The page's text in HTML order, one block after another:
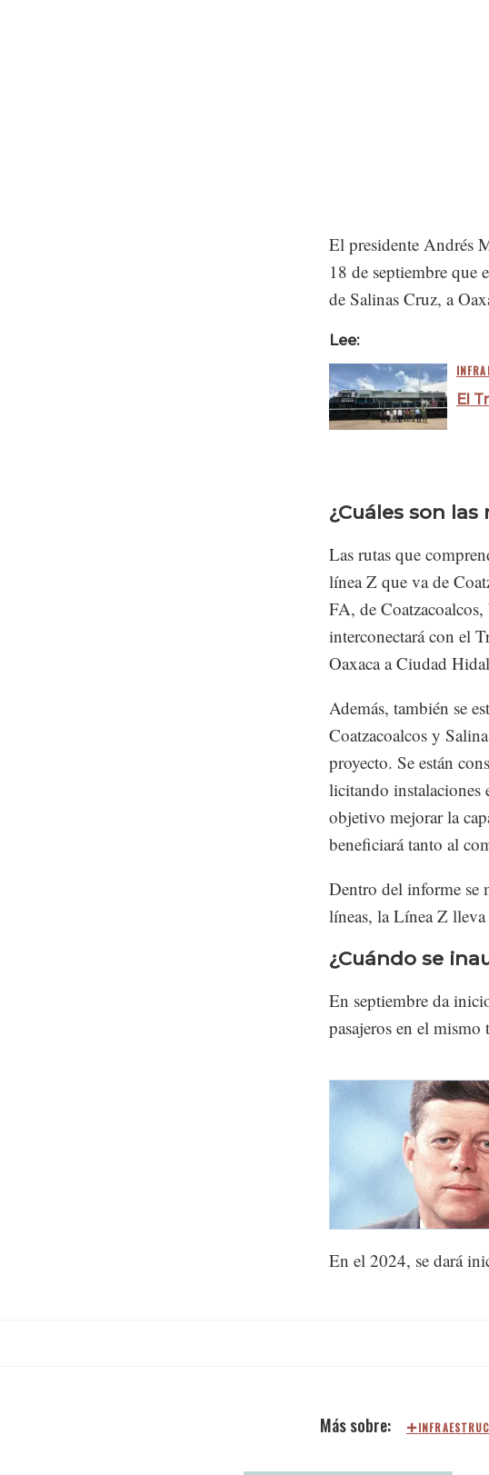
El presidente Andrés
18 de septiembre que
de Salinas Cruz, a
Lee:
El
¿Cuáles son las
Las rutas que
línea Z que va de
FA, de Coatzacoalcos,
interconectará con el
Oaxaca a Ciudad
Además, también se
Coatzacoalcos y
proyecto. Se están
licitando instalaciones
objetivo mejorar la
beneficiará tanto al
Dentro del informe se
líneas, la Línea Z
¿Cuándo se
En septiembre da
pasajeros en el
En el 2024, se dará